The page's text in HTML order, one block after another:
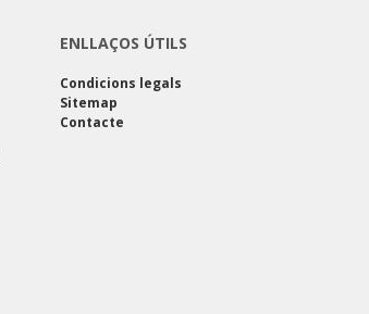
ENLLAÇOS ÚTILS
Condicions legals
Sitemap
Contacte